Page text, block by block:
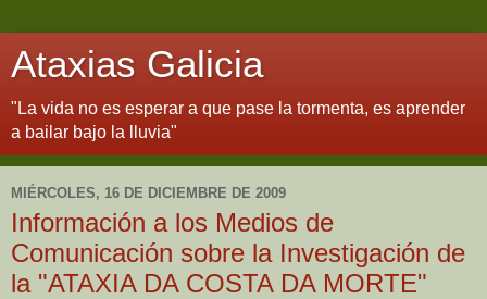
Ataxias Galicia
"La vida no es esperar a que pase la tormenta, es aprender
a bailar bajo la lluvia"
MIÉRCOLES, 16 DE DICIEMBRE DE 2009
Información a los Medios de
Comunicación sobre la Investigación de
la "ATAXIA DA COSTA DA MORTE"